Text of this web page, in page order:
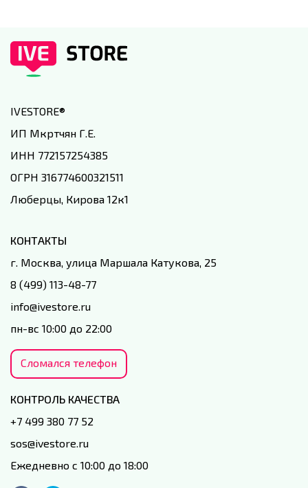
IVESTORE®
ИП Мкртчян Г.Е.
ИНН 772157254385
ОГРН 316774600321511
Люберцы, Кирова 12к1
КОНТАКТЫ
г. Москва, улица Маршала Катукова, 25
8 (499) 113-48-77
info@ivestore.ru
пн-вс 10:00 до 22:00
Сломался телефон
КОНТРОЛЬ КАЧЕСТВА
+7 499 380 77 52
sos@ivestore.ru
Ежедневно с 10:00 до 18:00